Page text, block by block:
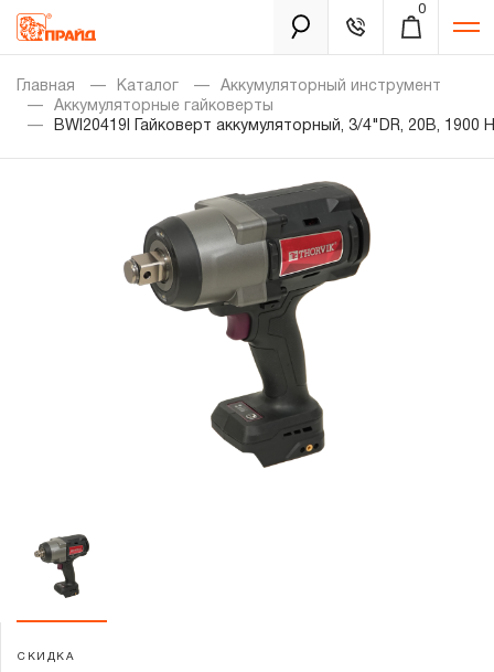
0
Каталог
Золотая лихорадка
Распродажа
Уцененный товар
Гарантия и сервис
Доставка и оплата
Забыли пароль?
Главная Каталог
Аккумуляторный инструмент
Аккумуляторные гайковерты
BWI20419I Гайковерт аккумуляторный, 3/4"DR, 20В, 1900
СКИДКА